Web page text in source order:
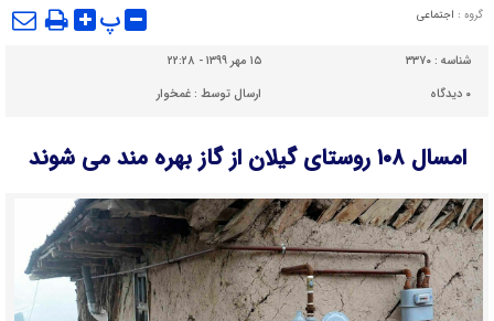
گروه : اجتماعی پ
شناسه : ۳۳۷۰
۱۵ مهر ۱۳۹۹ - ۲۲:۲۸
۰ دیدگاه ارسال توسط :غمخوار
امسال ۱۰۸ روستای گیلان از گاز بهره مند می شوند